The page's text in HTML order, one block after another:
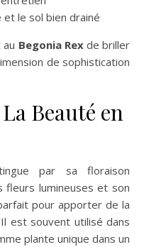
le sol bien drainé
Begonia Rexde briller
de sophistication
Beauté en
par sa floraison
fleurs lumineuses et son
pour apporter de la
est souvent utilisé dans
plante unique dans un